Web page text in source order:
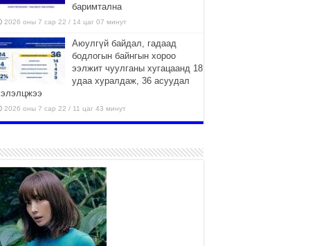
баримтална
2026 оны 7 сар 22 / 14 цаг 07 минут
Аюулгүй байдал, гадаад
бодлогын байнгын хороо
ээлжит чуулганы хугацаанд 18
удаа хуралдаж, 36 асуудал
2026 оны 7 сар 22 / 11 цаг 43 минут
боломжтой-Хүүхэд хөгжүүлэх
төв” байгуулах төсөлд төр,
хэвшлийн түншлэлийн хүрээнд хамтран
урьж байна
2026 оны 7 сар 22 / 9 цаг 28 минут
Б.Пүрэвдагва: “Урт цагаан”-ыг
залуучууд чөлөөт цагаа